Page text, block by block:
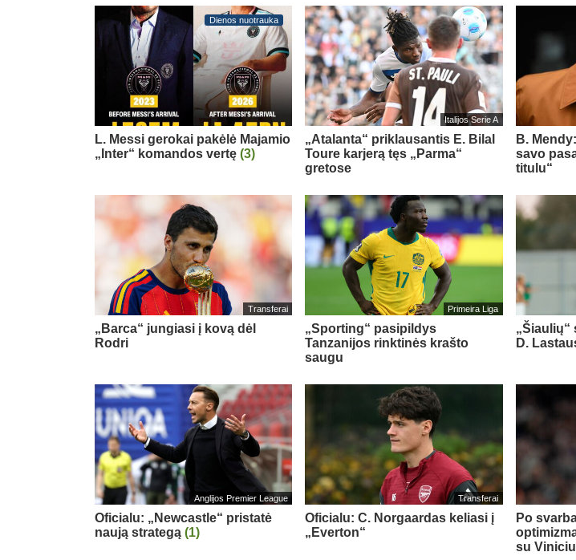
Dienos nuotrauka
L. Messi gerokai pakėlė Majamio
„Inter“ komandos vertę (3)
Italijos Serie A
„Atalanta“ priklausantis E. Bilal
Toure karjerą tęs „Parma“
gretose
B.
savo
titulu“
Transferai
„Barca“ jungiasi į kovą dėl
Rodri
Primeira Liga
„Sporting“ pasipildys
Tanzanijos rinktinės krašto
saugu
„Šiaulių“
D.
Anglijos Premier League
Oficialu: „Newcastle“ pristatė
naują strategą (1)
Transferai
Oficialu: C. Norgaardas keliasi į
„Everton“
Po
su